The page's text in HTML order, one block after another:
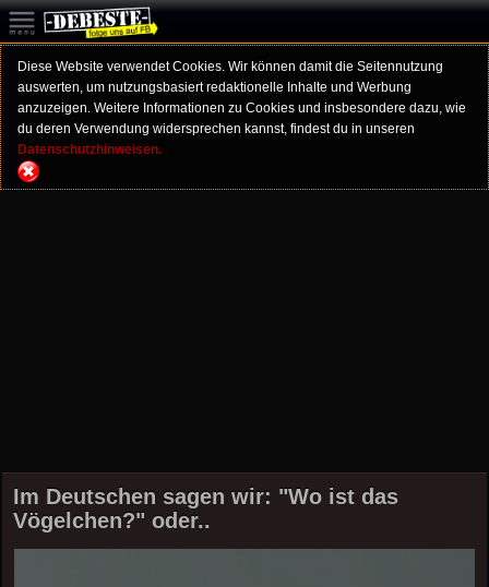
Diese Website verwendet Cookies. Wir können damit die Seitennutzung
auswerten, um nutzungsbasiert redaktionelle Inhalte und Werbung
anzuzeigen. Weitere Informationen zu Cookies und insbesondere dazu, wie
du deren Verwendung widersprechen kannst, findest du in unseren
Datenschutzhinweisen.
Im Deutschen sagen wir: "Wo ist das
Vögelchen?" oder..